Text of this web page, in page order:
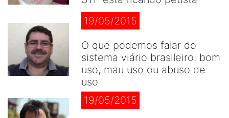
19/05/2015
O que podemos falar do
sistema viário brasileiro: bom
uso, mau uso ou abuso de
uso
19/05/2015